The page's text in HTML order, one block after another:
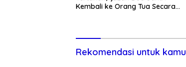
Kembali ke Orang Tua Secara
Rekomendasi untuk kamu